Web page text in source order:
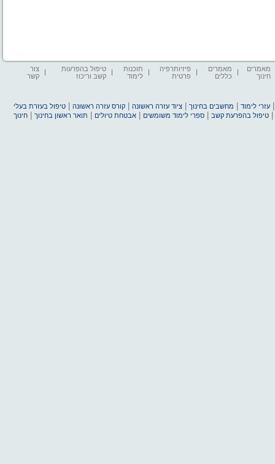
מאמרים
חינוך
מאמרים
כללים
פיזיותרפיה
פרטית
תוכנות
לימוד
טיפול בהפרעות
קשב וריכוז
צור
קשר
עזרי לימוד מחשבים בחינוך |ציוד עזרה ראשונה |קורס עזרה ראשונה |טיפול בעזרת בעלי
|טיפול בהפרעת קשב |ספרי לימוד משומשים |אבטחת טיולים תואר ראשון בחינוך |חינוך